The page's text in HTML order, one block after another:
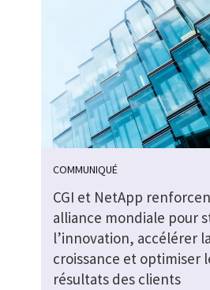
COMMUNIQUÉ
CGI et NetApp
alliance mondiale pour
l’innovation, accélérer la
croissance et optimiser
résultats des clients